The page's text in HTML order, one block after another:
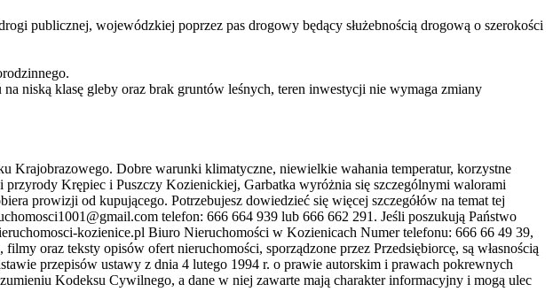
publicznej, wojewódzkiej poprzez pas drogowy będący służebnością drogową o szerokości
niską klasę gleby oraz brak gruntów leśnych, teren inwestycji nie wymaga zmiany
Krajobrazowego. Dobre warunki klimatyczne, niewielkie wahania temperatur, korzystne
Krępiec i Puszczy Kozienickiej, Garbatka wyróżnia się szczególnymi walorami
prowizji od kupującego. Potrzebujesz dowiedzieć się więcej szczegółów na temat tej
telefon: 666 664 939 lub 666 662 291. Jeśli poszukują Państwo
kozienice.pl Biuro Nieruchomości w Kozienicach Numer telefonu: 666 66 49 39,
oraz teksty opisów ofert nieruchomości, sporządzone przez Przedsiębiorcę, są własnością
przepisów ustawy z dnia 4 lutego 1994 r. o prawie autorskim i prawach pokrewnych
Kodeksu Cywilnego, a dane w niej zawarte mają charakter informacyjny i mogą ulec